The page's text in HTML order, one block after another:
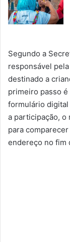
Segundo a
responsável
destinado a
primeiro passo
formulário digital
a participação, o
para
endereço no fim